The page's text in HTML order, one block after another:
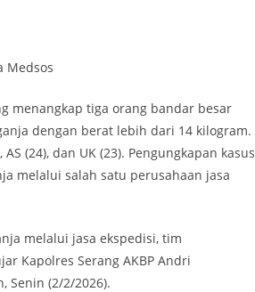
Medsos
menangkap tiga orang bandar besar
dengan berat lebih dari 14 kilogram.
(24), dan UK (23). Pengungkapan kasus
melalui salah satu perusahaan jasa
melalui jasa ekspedisi, tim
Kapolres Serang AKBP Andri
Senin (2/2/2026).